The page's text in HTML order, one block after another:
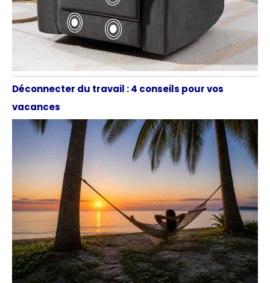
Déconnecter du travail : 4 conseils pour vos
vacances